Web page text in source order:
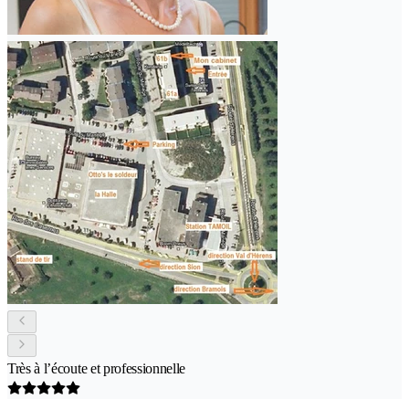
Très à l’écoute et professionnelle